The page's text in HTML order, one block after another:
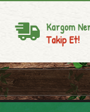
Kargom
Takip Et!